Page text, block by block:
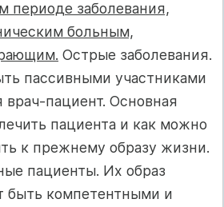
периоде заболевания,
больным,
Острые заболевания.
пассивными участниками
пациент. Основная
пациента и как можно
к прежнему образу жизни.
пациенты. Их образ
быть компетентными и